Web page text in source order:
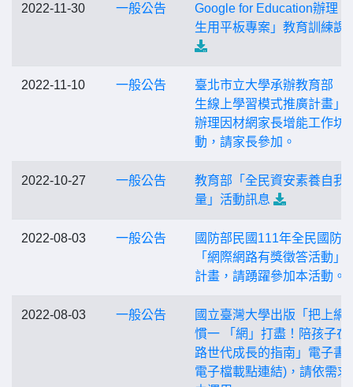
2022-11-30 一般公告
Google for Education辦理「
生用平板專案」教育訓練課
2022-11-10 一般公告
臺北市立大學承辦教育部「
生線上學習模式推廣計畫」
辦理因材網家長增能工作坊
動，請家長參加。
2022-10-27 一般公告
教育部「全民資安素養自我
量」活動訊息
2022-08-03 一般公告
國防部民國111年全民國防
「網際網路有獎徵答活動」
計畫，請踴躍參加本活動。
2022-08-03 一般公告
國立臺灣大學出版「把上網
慣一 「網」打盡！陪孩子在
路世代成長的指南」電子書(
電子檔載點連結)，請依需求